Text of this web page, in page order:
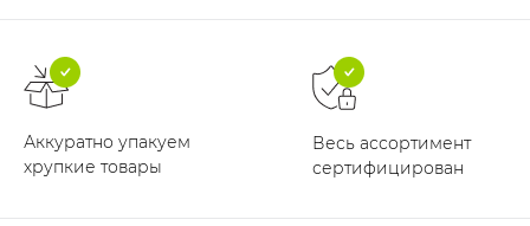
Аккуратно упакуем
хрупкие товары
Весь ассортимент
сертифицирован